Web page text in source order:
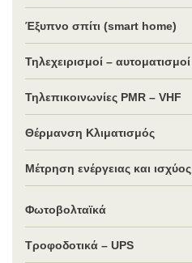
Έξυπνο σπίτι (smart home)
Τηλεχειρισμοί – αυτοματισμοί
Τηλεπικοινωνίες PMR – VHF
Θέρμανση Κλιματισμός
Μέτρηση ενέργειας και ισχύος
Φωτοβολταϊκά
Τροφοδοτικά – UPS